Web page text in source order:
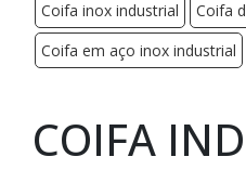
Coifa inox industrial
Coifa
Coifa em aço inox industrial
COIFA